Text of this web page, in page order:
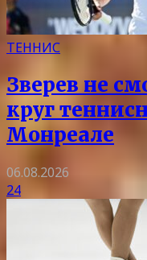
ТЕННИС
Зверев не
круг
Монреале
06.08.2026
24